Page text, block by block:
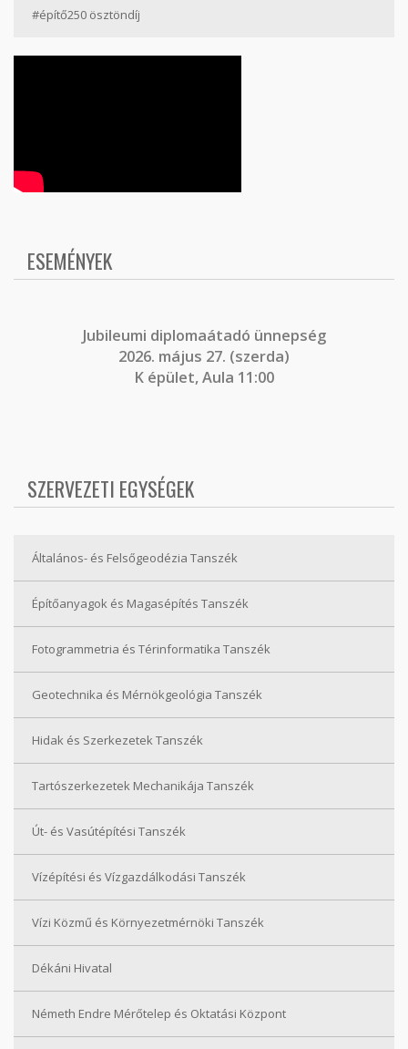
#építő250 ösztöndíj
ESEMÉNYEK
Jubileumi diplomaátadó ünnepség
2026. május 27. (szerda)
K épület, Aula 11:00
SZERVEZETI EGYSÉGEK
Általános- és Felsőgeodézia Tanszék
Építőanyagok és Magasépítés Tanszék
Fotogrammetria és Térinformatika Tanszék
Geotechnika és Mérnökgeológia Tanszék
Hidak és Szerkezetek Tanszék
Tartószerkezetek Mechanikája Tanszék
Út- és Vasútépítési Tanszék
Vízépítési és Vízgazdálkodási Tanszék
Vízi Közmű és Környezetmérnöki Tanszék
Dékáni Hivatal
Németh Endre Mérőtelep és Oktatási Központ